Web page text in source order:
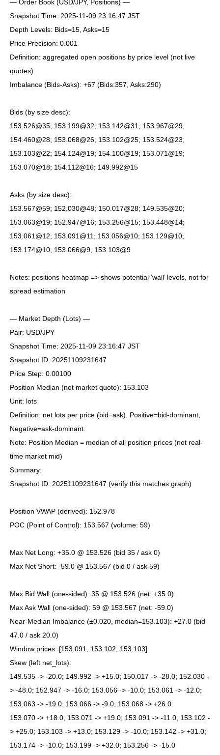
— Order Book (USD/JPY, Positions) —
Snapshot Time: 2025-11-09 23:16:47 JST
Depth Levels: Bids=15, Asks=15
Price Precision: 0.001
Definition: aggregated open positions by price level (not live
quotes)
Imbalance (Bids-Asks): +67 (Bids:357, Asks:290)
Bids (by size desc):
153.526@35; 153.199@32; 153.142@31; 153.967@29;
154.460@28; 153.068@26; 153.102@25; 153.524@23;
153.103@22; 154.124@19; 154.100@19; 153.071@19;
153.070@18; 154.112@16; 149.992@15
Asks (by size desc):
153.567@59; 152.030@48; 150.017@28; 149.535@20;
153.063@19; 152.947@16; 153.256@15; 153.448@14;
153.061@12; 153.091@11; 153.056@10; 153.129@10;
153.174@10; 153.066@9; 153.103@9
Notes: positions heatmap => shows potential ‘wall’ levels, not for
spread estimation
— Market Depth (Lots) —
Pair: USD/JPY
Snapshot Time: 2025-11-09 23:16:47 JST
Snapshot ID: 20251109231647
Price Step: 0.00100
Position Median (not market quote): 153.103
Unit: lots
Definition: net lots per price (bid−ask). Positive=bid-dominant,
Negative=ask-dominant.
Note: Position Median = median of all position prices (not real-
time market mid)
Summary:
Snapshot ID: 20251109231647 (verify this matches graph)
Position VWAP (derived): 152.978
POC (Point of Control): 153.567 (volume: 59)
Max Net Long: +35.0 @ 153.526 (bid 35 / ask 0)
Max Net Short: -59.0 @ 153.567 (bid 0 / ask 59)
Max Bid Wall (one-sided): 35 @ 153.526 (net: +35.0)
Max Ask Wall (one-sided): 59 @ 153.567 (net: -59.0)
Near-Median Imbalance (±0.020, median=153.103): +27.0 (bid
47.0 / ask 20.0)
Window prices: [153.091, 153.102, 153.103]
Skew (left net_lots):
149.535 -> -20.0; 149.992 -> +15.0; 150.017 -> -28.0; 152.030 -
> -48.0; 152.947 -> -16.0; 153.056 -> -10.0; 153.061 -> -12.0;
153.063 -> -19.0; 153.066 -> -9.0; 153.068 -> +26.0
153.070 -> +18.0; 153.071 -> +19.0; 153.091 -> -11.0; 153.102 -
> +25.0; 153.103 -> +13.0; 153.129 -> -10.0; 153.142 -> +31.0;
153.174 -> -10.0; 153.199 -> +32.0; 153.256 -> -15.0